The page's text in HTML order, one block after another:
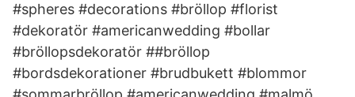
#spheres #decorations #bröllop #florist
#dekoratör #americanwedding #bollar
#bröllopsdekoratör ##bröllop
#bordsdekorationer #brudbukett #blommor